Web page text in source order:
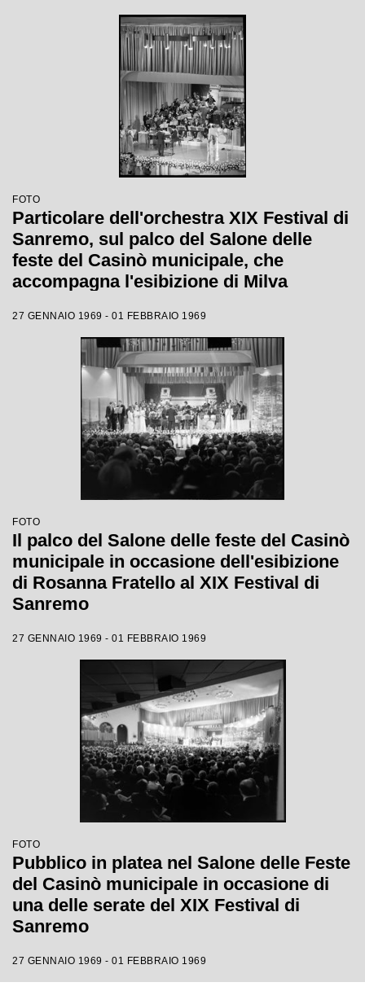
FOTO
Particolare dell'orchestra XIX Festival di
Sanremo, sul palco del Salone delle
feste del Casinò municipale, che
accompagna l'esibizione di Milva
27 GENNAIO 1969 - 01 FEBBRAIO 1969
FOTO
Il palco del Salone delle feste del Casinò
municipale in occasione dell'esibizione
di Rosanna Fratello al XIX Festival di
Sanremo
27 GENNAIO 1969 - 01 FEBBRAIO 1969
FOTO
Pubblico in platea nel Salone delle Feste
del Casinò municipale in occasione di
una delle serate del XIX Festival di
Sanremo
27 GENNAIO 1969 - 01 FEBBRAIO 1969